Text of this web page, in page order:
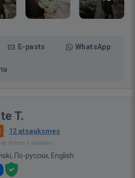
E-pasts WhatsApp
T.
· 12 atsauksmes
Pirms 1 dienām
По-русски, English